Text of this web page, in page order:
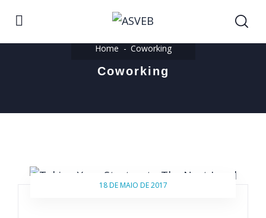
Home Coworking
Coworking
18 DE MAIO DE 2017